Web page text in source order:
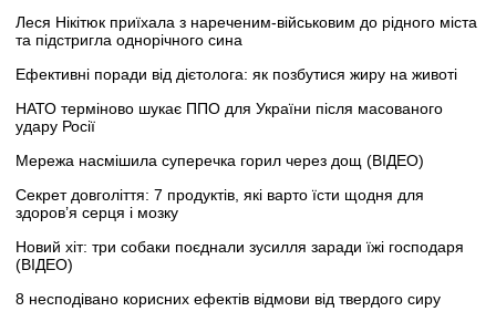
Леся Нікітюк приїхала з нареченим-військовим до рідного міста
та підстригла однорічного сина
Ефективні поради від дієтолога: як позбутися жиру на животі
НАТО терміново шукає ППО для України після масованого
удару Росії
Мережа насмішила суперечка горил через дощ (ВІДЕО)
Секрет довголіття: 7 продуктів, які варто їсти щодня для
здоров’я серця і мозку
Новий хіт: три собаки поєднали зусилля заради їжі господаря
(ВІДЕО)
8 несподівано корисних ефектів відмови від твердого сиру